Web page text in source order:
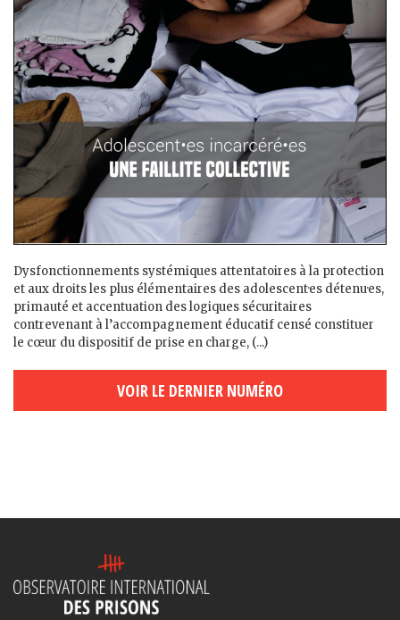
Dysfonctionnements systémiques attentatoires à la protection
et aux droits les plus élémentaires des adolescent·es détenu·es,
primauté et accentuation des logiques sécuritaires
contrevenant à l’accompagnement éducatif censé constituer
le cœur du dispositif de prise en charge, (...)
VOIR LE DERNIER NUMÉRO